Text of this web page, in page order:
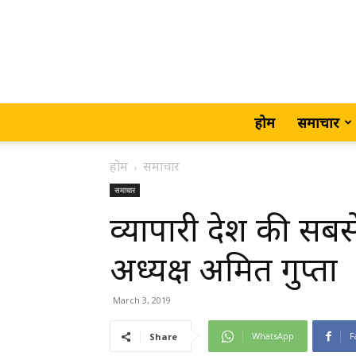
होम समाचार
होम समाचार
समाचार
व्यापारी देश की
अध्यक्ष अमित गुप्ता
March 3, 2019
Share WhatsApp